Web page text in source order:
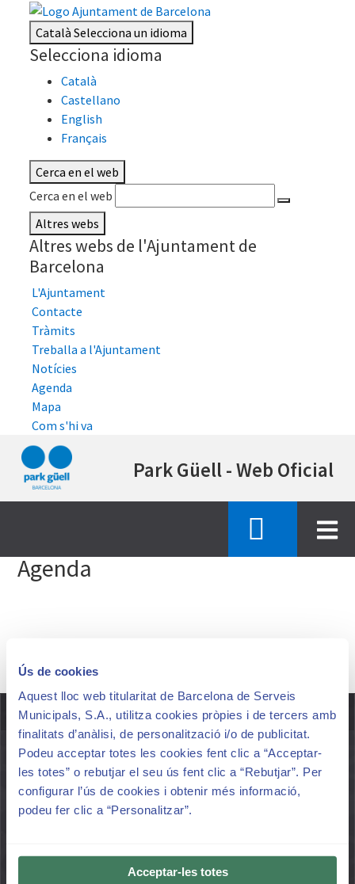
Ús de cookies
Aquest lloc web titularitat de Barcelona de Serveis
Municipals, S.A., utilitza cookies pròpies i de tercers amb
finalitats d’anàlisi, de personalització i/o de publicitat.
Podeu acceptar totes les cookies fent clic a “Acceptar-
les totes” o rebutjar el seu ús fent clic a “Rebutjar”. Per
configurar l’ús de cookies i obtenir més informació,
podeu fer clic a “Personalitzar”.
Acceptar-les totes
CatalàSelecciona un idioma
Selecciona idioma
Català
Castellano
English
Français
Cerca en el web
Cerca en el web
Altres webs
Altres webs de l'Ajuntament de
Barcelona
L'Ajuntament
Contacte
Tràmits
Treballa a l'Ajuntament
Notícies
Agenda
Mapa
Com s'hi va
al
Park Güell - Web Oficial
Agenda
MÉS INFORMACIÓ
EL PARK HISTÒRIC
Origen i creació
Gaudí i Güell
Patrimoni Mundial per la
UN PARC PER A TOTHOM
Un parc per a tothom
El Park Güell i la ciutadania
El parc i el seu entorn